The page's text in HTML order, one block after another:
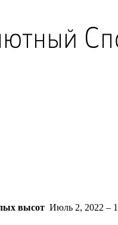
высот Июль 2, 2022 –